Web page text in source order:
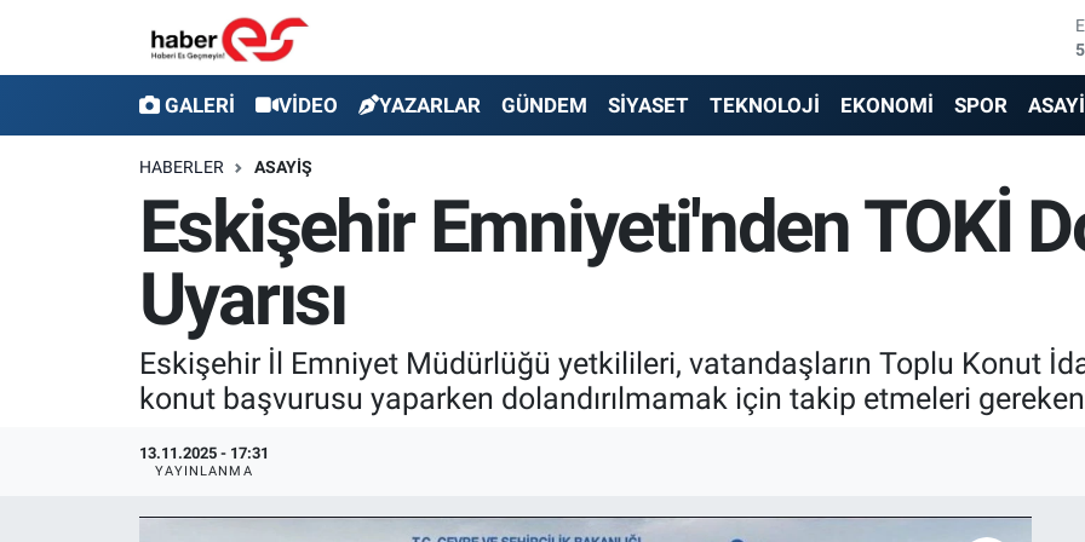
GALERİ VİDEO YAZARLAR GÜNDEM SİYASET TEKNOLOJİ EKONOMİ SPOR
HABERLER ASAYİŞ
Eskişehir Emniyeti'nden TOKİ
Uyarısı
Eskişehir İl Emniyet Müdürlüğü yetkilileri, vatandaşların Toplu Konut
konut başvurusu yaparken dolandırılmamak için takip etmeleri gereken
13.11.2025 - 17:31
YAYINLANMA
YAZARLAR
GÜNDEM
TEKNOLOJİ
EKONOMİ
Eskişehir Nöbetçi Eczaneler
Eskişehir Trafik Yoğunluk Haritası
Süper Lig Puan Durumu ve Fikstür
Tüm Manşetler
Son Dakika Haberleri
Haber Arşivi